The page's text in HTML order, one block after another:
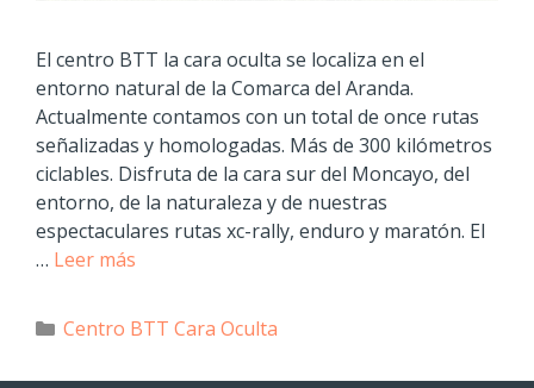
El centro BTT la cara oculta se localiza en el
entorno natural de la Comarca del Aranda.
Actualmente contamos con un total de once rutas
señalizadas y homologadas. Más de 300 kilómetros
ciclables. Disfruta de la cara sur del Moncayo, del
entorno, de la naturaleza y de nuestras
espectaculares rutas xc-rally, enduro y maratón. El
… Leer más
Centro BTT Cara Oculta